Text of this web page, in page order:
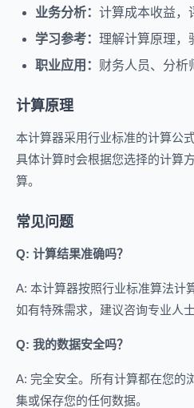
业务分析： 计算成本收益，
学习参考： 理解计算原理，
职业应用： 财务人员、分析
计算原理
本计算器采用行业标准的计算公
具体计算时会根据您选择的计算
算。
常见问题
Q: 计算结果准确吗？
A: 本计算器按照行业标准算法计
如有特殊需求，建议咨询专业人士
Q: 我的数据安全吗？
A: 完全安全。所有计算都在您的
集或保存您的任何数据。